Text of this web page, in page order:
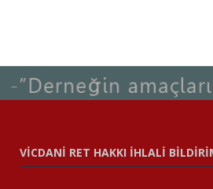
VİCDANİ RET HAKKI İHLALİ